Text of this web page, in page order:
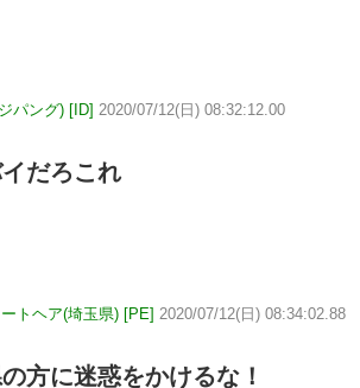
パング) [ID] 2020/07/12(日) 08:32:12.00
だろこれ
トヘア(埼玉県) [PE] 2020/07/12(日) 08:34:02.88
方に迷惑をかけるな！